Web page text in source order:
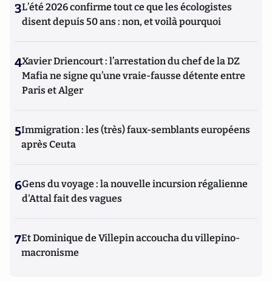
3L’été 2026 confirme tout ce que les écologistes
disent depuis 50 ans : non, et voilà pourquoi
4Xavier Driencourt : l’arrestation du chef de la DZ
Mafia ne signe qu’une vraie-fausse détente entre
Paris et Alger
5Immigration : les (très) faux-semblants européens
après Ceuta
6Gens du voyage : la nouvelle incursion régalienne
d'Attal fait des vagues
7Et Dominique de Villepin accoucha du villepino-
macronisme